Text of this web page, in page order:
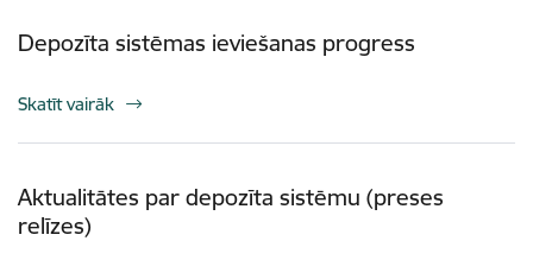
Depozīta sistēmas ieviešanas progress
Skatīt vairāk
Aktualitātes par depozīta sistēmu (preses
relīzes)